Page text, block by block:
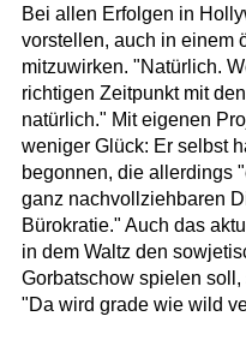
Bei allen Erfolgen in
vorstellen, auch in einem
mitzuwirken. "Natürlich.
richtigen Zeitpunkt mit
natürlich." Mit eigenen
weniger Glück: Er selbst
begonnen, die allerdings
ganz nachvollziehbaren
Bürokratie." Auch das
in dem Waltz den
Gorbatschow spielen
"Da wird grade wie wild